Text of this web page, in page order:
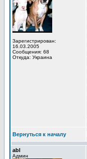
Зарегистрирован:
16.03.2005
Сообщения: 68
Откуда: Украина
Вернуться к началу
abl
Админ